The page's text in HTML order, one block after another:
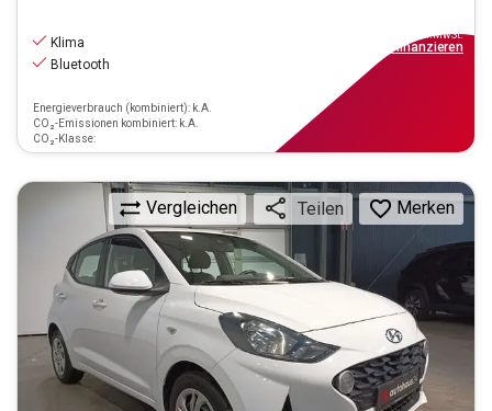
Klima
Bluetooth
Energieverbrauch (kombiniert): k.A.
CO₂-Emissionen kombiniert: k.A.
CO₂-Klasse:
inkl.MwSt.
finanzieren
Vergleichen Teilen Merken